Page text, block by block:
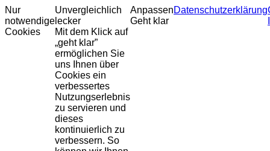
Nur
notwendige
Cookies
Unvergleichlich
lecker
Mit dem Klick auf
„geht klar”
ermöglichen Sie
uns Ihnen über
Cookies ein
verbessertes
Nutzungserlebnis
zu servieren und
dieses
kontinuierlich zu
verbessern. So
Anpassen
Geht klar
Datenschutzerklärung